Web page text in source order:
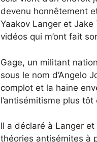
devenu honnêtement
Yaakov Langer et
vidéos qui m’ont fait
Gage, un militant
sous le nom d’Angelo
complot et la haine
l’antisémitisme plus
Il a déclaré à Langer
théories antisémites à